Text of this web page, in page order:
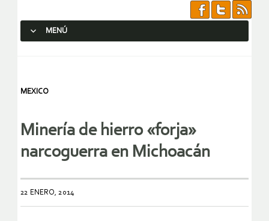
MENÚ
MEXICO
Minería de hierro «forja»
narcoguerra en Michoacán
22 ENERO, 2014